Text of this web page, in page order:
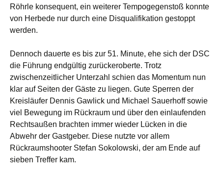
Röhrle konsequent, ein weiterer Tempogegenstoß konnte
von Herbede nur durch eine Disqualifikation gestoppt
werden.
Dennoch dauerte es bis zur 51. Minute, ehe sich der DSC
die Führung endgültig zurückeroberte. Trotz
zwischenzeitlicher Unterzahl schien das Momentum nun
klar auf Seiten der Gäste zu liegen. Gute Sperren der
Kreisläufer Dennis Gawlick und Michael Sauerhoff sowie
viel Bewegung im Rückraum und über den einlaufenden
Rechtsaußen brachten immer wieder Lücken in die
Abwehr der Gastgeber. Diese nutzte vor allem
Rückraumshooter Stefan Sokolowski, der am Ende auf
sieben Treffer kam.